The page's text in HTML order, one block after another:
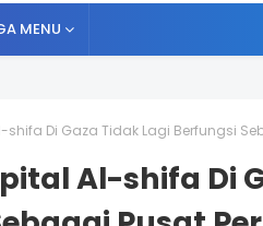
MENU
shifa Di Gaza Tidak Lagi Berfungsi
Al-shifa Di